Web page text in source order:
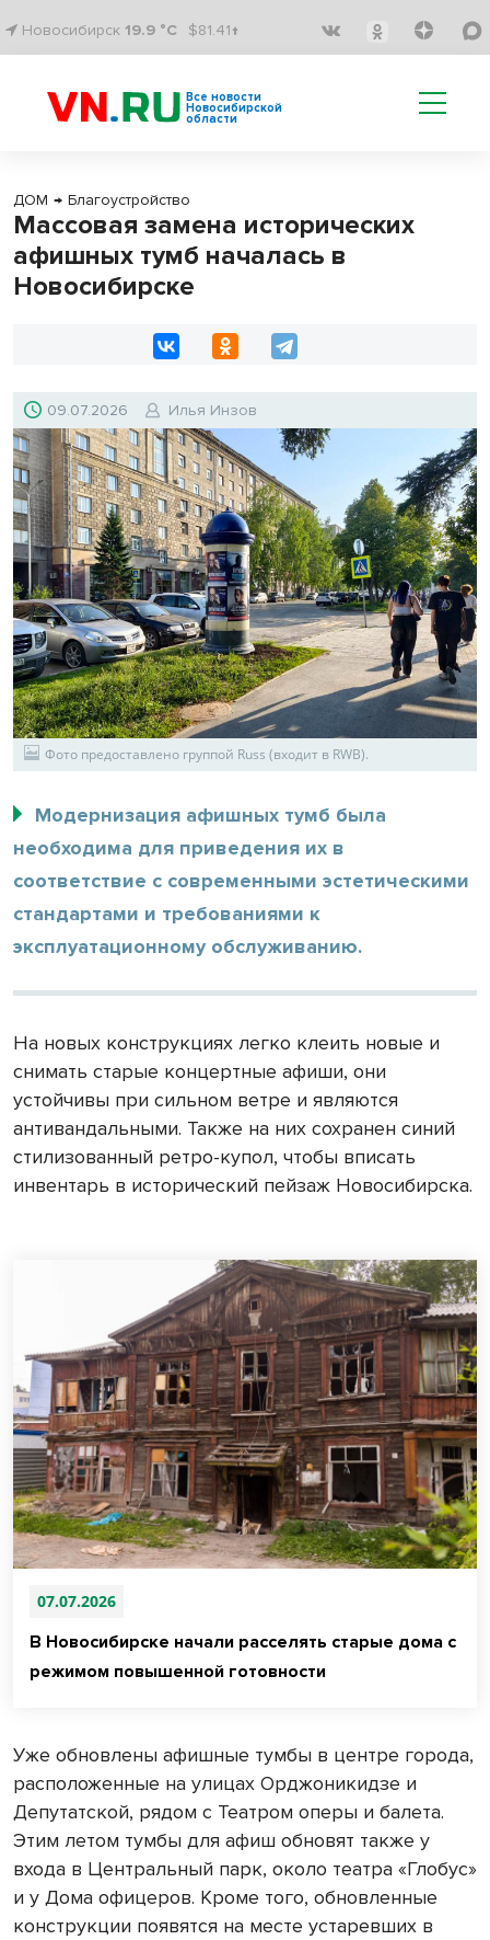
Новосибирск 19.9 °C $81.41↑
Все новости
Новосибирской
области
ДОМ → Благоустройство
Массовая замена исторических
афишных тумб началась в
Новосибирске
09.07.2026 Илья Инзов
Фото предоставлено группой Russ (входит в RWB).
Модернизация афишных тумб была
необходима для приведения их в
соответствие с современными эстетическими
стандартами и требованиями к
эксплуатационному обслуживанию.
На новых конструкциях легко клеить новые и
снимать старые концертные афиши, они
устойчивы при сильном ветре и являются
антивандальными. Также на них сохранен синий
стилизованный ретро-купол, чтобы вписать
инвентарь в исторический пейзаж Новосибирска.
07.07.2026
В Новосибирске начали расселять старые дома с
режимом повышенной готовности
Уже обновлены афишные тумбы в центре города,
расположенные на улицах Орджоникидзе и
Депутатской, рядом с Театром оперы и балета.
Этим летом тумбы для афиш обновят также у
входа в Центральный парк, около театра «Глобус»
и у Дома офицеров. Кроме того, обновленные
конструкции появятся на месте устаревших в